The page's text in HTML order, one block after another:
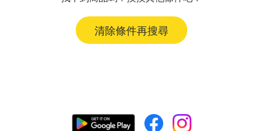
清除條件再搜尋